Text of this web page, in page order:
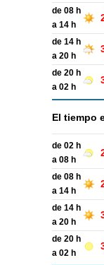
de 08 h
a 14 h
de 14 h
a 20 h
de 20 h
a 02 h
El tiempo
de 02 h
a 08 h
de 08 h
a 14 h
de 14 h
a 20 h
de 20 h
a 02 h